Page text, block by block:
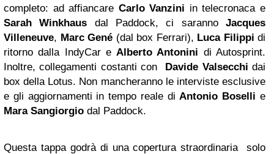
completo: ad affiancare Carlo Vanzini in telecronaca e
Sarah Winkhaus dal Paddock, ci sarannoJacques
Villeneuve, Marc Gené (dal box Ferrari), Luca Filippi di
ritorno dalla IndyCar eAlberto Antonini di Autosprint.
Inoltre, collegamenti costanti con Davide Valsecchidai
box della Lotus. Non mancheranno le interviste esclusive
e gli aggiornamenti in tempo reale diAntonio Boselli e
Mara Sangiorgio dal Paddock.
Questa tappa godrà di una copertura straordinaria solo